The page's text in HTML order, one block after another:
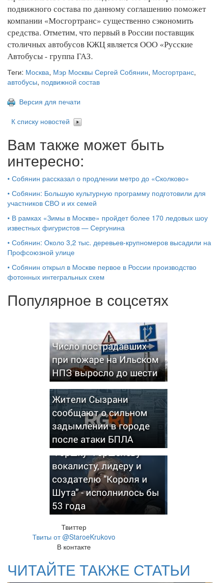
подвижного состава по данному соглашению поможет
компании «Мосгортранс» существенно сэкономить
средства. Отметим, что первый в России поставщик
столичных автобусов КЖЦ является ООО «Русские
Автобусы - группа ГАЗ.
Теги: Москва, Мэр Москвы Сергей Собянин, Мосгортранс,
автобусы, подвижной состав
Версия для печати
К списку новостей
Вам также может быть
интересно:
• Собянин рассказал о продлении метро до «Сколково»
• Собянин: Большую культурную программу подготовили для
участников СВО и их семей
• В рамках «Зимы в Москве» пройдет более 170 ледовых шоу
известных фигуристов — Сергунина
• Собянин: Около 3,2 тыс. деревьев-крупномеров высадили на
Профсоюзной улице
• Собянин открыл в Москве первое в России производство
фотонных интегральных схем
Популярное в соцсетях
Число пострадавших
при пожаре на Ильском
НПЗ выросло до шести
Жители Сызрани
сообщают о сильном
задымлении в городе
после атаки БПЛА
7 августа Михаилу
"Горшку" Горшеневу -
вокалисту, лидеру и
создателю "Короля и
Шута" - исполнилось бы
53 года
Твиттер
Твиты от @StaroeKrukovo
В контакте
ЧИТАЙТЕ ТАКЖЕ СТАТЬИ